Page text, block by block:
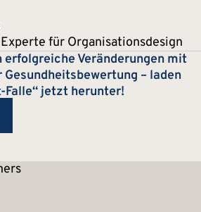
für Organisationsdesign
erfolgreiche Veränderungen mit
– laden
Falle“ jetzt herunter!